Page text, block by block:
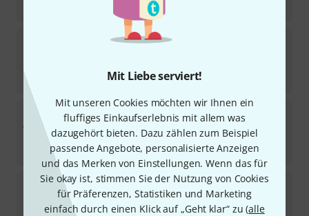
Mit Liebe serviert!
Mit unseren Cookies möchten wir Ihnen ein
fluffiges Einkaufserlebnis mit allem was
dazugehört bieten. Dazu zählen zum Beispiel
passende Angebote, personalisierte Anzeigen
und das Merken von Einstellungen. Wenn das für
Sie okay ist, stimmen Sie der Nutzung von Cookies
für Präferenzen, Statistiken und Marketing
einfach durch einen Klick auf „Geht klar“ zu (alle
M-AudioOxygen 61 MK5
€
Nektar Impact GXP61
In ca. einer Woche lieferbar
206 €
Native Instruments Komplete Kontrol A61
215
In 2–3 Wochen lieferbar